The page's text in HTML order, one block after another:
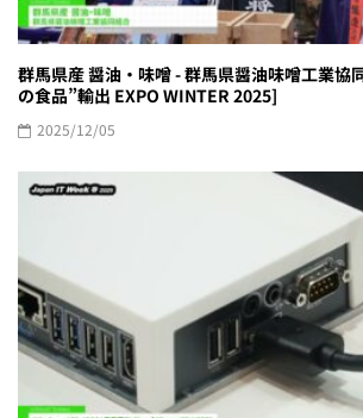
群馬県産 醤油・味噌 - 群馬県醤油味噌工業協
の食品”輸出 EXPO WINTER 2025]
2025/12/05